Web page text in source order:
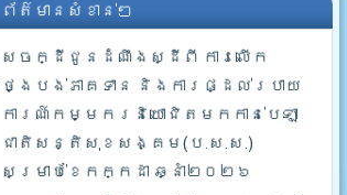
ព័ត៌មានសំខាន់ៗ
សេចក្ដីជូនដំណឹងស្ដីពី ការលើក
ថ្ងៃបង់ភាគទាន និងការផ្ដល់របាយ
ការណ៍កម្មករនិយោជិតមកកាន់បេឡា
ជាតិសន្តិសុខសង្គម(ប.ស.ស.)
សម្រាប់ខែកក្កដា ឆ្នាំ២០២៦